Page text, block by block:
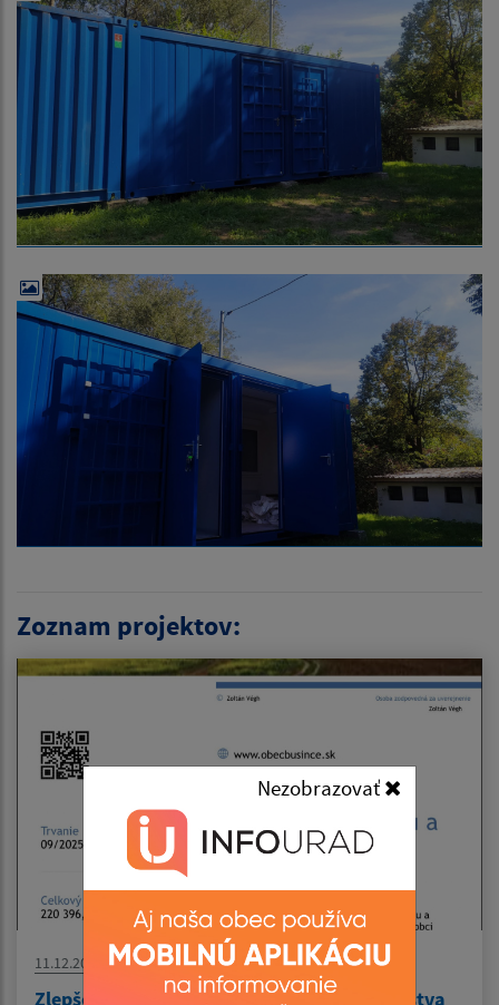
Nezobrazovať
Zoznam projektov:
11.12.2025
Zlepšenie efektivity zberu a zvýšenie množstva